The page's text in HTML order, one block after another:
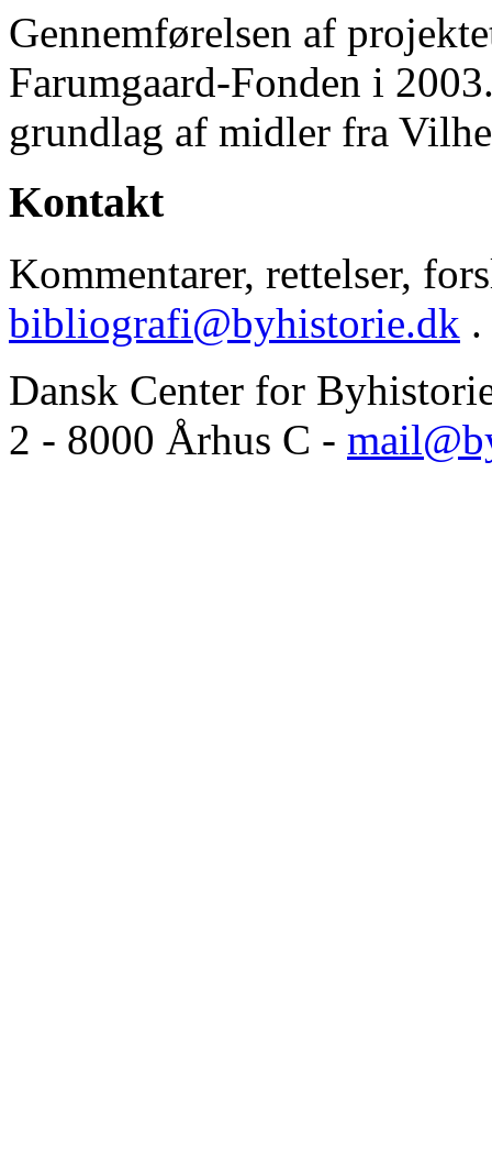
Gennemførelsen af
Farumgaard-Fonden i
grundlag af midler fra
Kontakt
Kommentarer, rettelser,
bibliografi@byhistorie.dk .
Dansk Center for
2 - 8000 Århus C -